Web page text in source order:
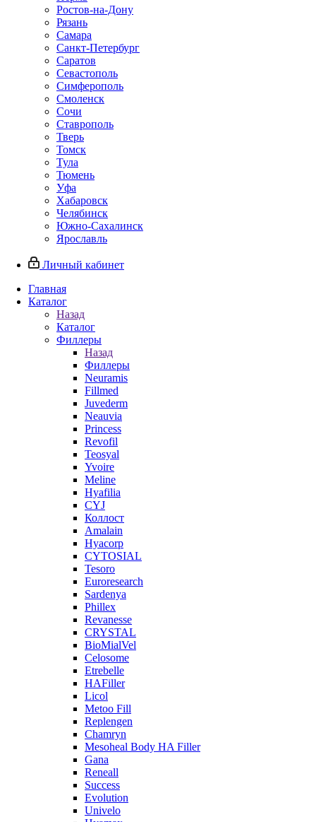
Ростов-на-Дону
Рязань
Самара
Санкт-Петербург
Саратов
Севастополь
Симферополь
Смоленск
Сочи
Ставрополь
Тверь
Томск
Тула
Тюмень
Уфа
Хабаровск
Челябинск
Южно-Сахалинск
Ярославль
Личный кабинет
Главная
Каталог
Назад
Каталог
Филлеры
Назад
Филлеры
Neuramis
Fillmed
Juvederm
Neauvia
Princess
Revofil
Teosyal
Yvoire
Meline
Hyafilia
CYJ
Коллост
Amalain
Hyacorp
CYTOSIAL
Tesoro
Euroresearch
Sardenya
Phillex
Revanesse
CRYSTAL
BioMialVel
Celosome
Etrebelle
HAFiller
Licol
Metoo Fill
Replengen
Chamryn
Mesoheal Body HA Filler
Gana
Reneall
Success
Evolution
Univelo